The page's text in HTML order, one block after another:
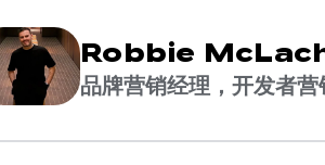
Robbie
品牌营销经理，开发者营